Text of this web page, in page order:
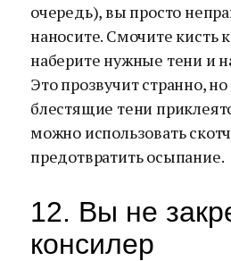
очередь), вы просто
наносите. Смочите кисть
наберите нужные тени и
Это прозвучит странно,
блестящие тени
можно использовать
предотвратить осыпание.
12. Вы не
консилер